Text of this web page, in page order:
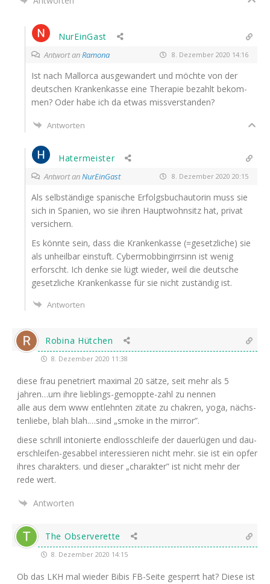
NurEinGast
Antwort anRamona 8. Dezember 2020 14:16
Ist nach Mal­lor­ca aus­ge­wan­dert und möch­te von der
deut­schen Kran­ken­kas­se eine The­ra­pie bezahlt bekom­
men? Oder habe ich da etwas missverstanden?
Antworten
Hatermeister
Antwort anNurEinGast 8. Dezember 2020 20:15
Als selb­stän­di­ge spa­ni­sche Erfolgs­buch­au­to­rin muss sie
sich in Spa­ni­en, wo sie ihren Haupt­wohn­sitz hat, pri­vat
versichern.
Es könn­te sein, dass die Kran­ken­kas­se (=gesetz­li­che) sie
als unheil­bar ein­stuft. Cyber­mob­bin­girr­sinn ist wenig
erforscht. Ich den­ke sie lügt wie­der, weil die deut­sche
gesetz­li­che Kran­ken­kas­se für sie nicht zustän­dig ist.
Antworten
Robina Hütchen
8. Dezember 2020 11:38
die­se frau pene­triert maxi­mal 20 sät­ze, seit mehr als 5
jahren…um ihre lieb­lings-gemopp­te-zahl zu nennen
alle aus dem www ent­lehn­ten zita­te zu chak­ren, yoga, nächs­
ten­lie­be, blah blah.…sind „smo­ke in the mirror”.
die­se schrill into­nier­te end­los­schlei­fe der dau­er­lü­gen und dau­
er­schlei­fen-gesab­bel inter­es­sie­ren nicht mehr. sie ist ein opfer
ihres cha­rak­ters. und die­ser „cha­rak­ter” ist nicht mehr der
rede wert.
Antworten
The Observerette
8. Dezember 2020 14:15
Ob das LKH mal wie­der Bibis FB-Sei­te gesperrt hat? Die­se ist